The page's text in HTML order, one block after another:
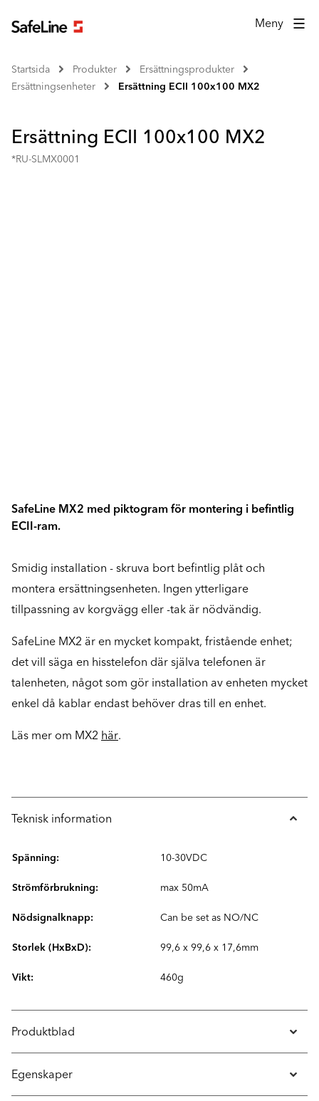
Meny
Startsida Produkter
Ersättningsprodukter
Ersättningsenheter
Ersättning ECII 100x100 MX2
Ersättning ECII 100x100 MX2
*RU-SLMX0001
SafeLine MX2 med piktogram för montering i befintlig
ECII-ram.
Smidig installation - skruva bort befintlig plåt och
montera ersättningsenheten. Ingen ytterligare
tillpassning av korgvägg eller -tak är nödvändig.
SafeLine MX2 är en mycket kompakt, fristående enhet;
det vill säga en hisstelefon där själva telefonen är
talenheten, något som gör installation av enheten mycket
enkel då kablar endast behöver dras till en enhet.
Läs mer om MX2 här.
Teknisk information
Spänning: 10-30VDC
Strömförbrukning: max 50mA
Nödsignalknapp: Can be set as NO/NC
Storlek (HxBxD): 99,6 x 99,6 x 17,6mm
Vikt: 460g
Produktblad
Egenskaper